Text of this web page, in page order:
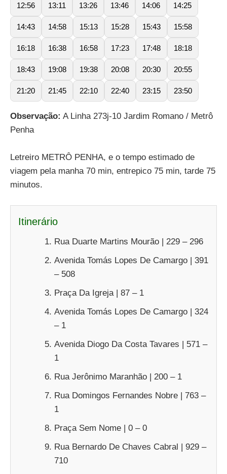
12:56 13:11 13:26 13:46 14:06 14:25
14:43 14:58 15:13 15:28 15:43 15:58
16:18 16:38 16:58 17:23 17:48 18:18
18:43 19:08 19:38 20:08 20:30 20:55
21:20 21:45 22:10 22:40 23:15 23:50
Observação: A Linha 273j-10 Jardim Romano / Metrô
Penha
Letreiro METRÔ PENHA, e o tempo estimado de
viagem pela manha 70 min, entrepico 75 min, tarde 75
minutos.
Itinerário
Rua Duarte Martins Mourão | 229 – 296
Avenida Tomás Lopes De Camargo | 391
– 508
Praça Da Igreja | 87 – 1
Avenida Tomás Lopes De Camargo | 324
– 1
Avenida Diogo Da Costa Tavares | 571 –
1
Rua Jerônimo Maranhão | 200 – 1
Rua Domingos Fernandes Nobre | 763 –
1
Praça Sem Nome | 0 – 0
Rua Bernardo De Chaves Cabral | 929 –
710